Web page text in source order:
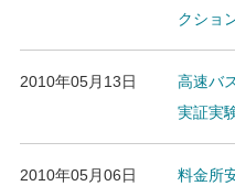
クショ
2010年05月13日
高速バ
実証実
2010年05月06日
料金所